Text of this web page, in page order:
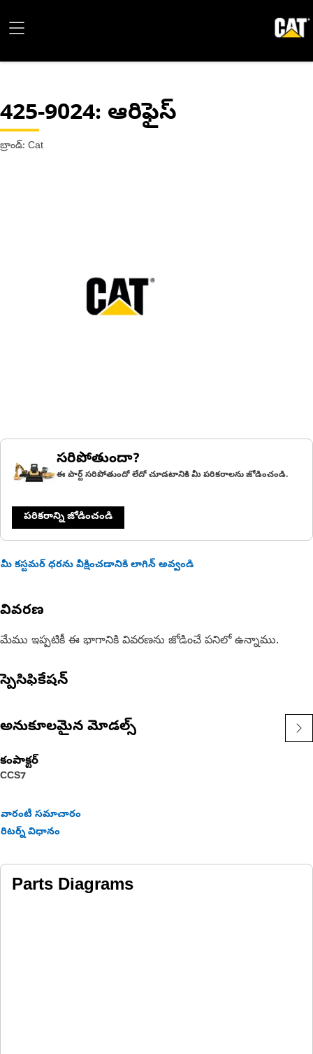
425-9024: ఆరిఫైస్
బ్రాండ్: Cat
సరిపోతుందా?
ఈ పార్ట్ సరిపోతుందో లేదో చూడటానికి మీ పరికరాలను జోడించండి.
పరికరాన్ని జోడించండి
మీ కస్టమర్ ధరను వీక్షించడానికి లాగిన్ అవ్వండి
వివరణ
మేము ఇప్పటికీ ఈ భాగానికి వివరణను జోడించే పనిలో ఉన్నాము.
స్పెసిఫికేషన్
అనుకూలమైన మోడల్స్
కంపాక్టర్
CCS7
వారంటీ సమాచారం
రిటర్న్ విధానం
Parts Diagrams